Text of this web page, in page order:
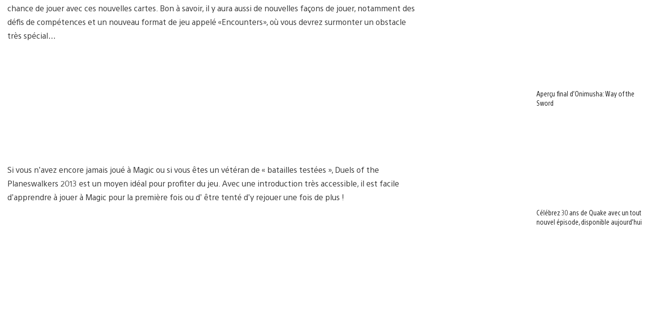
chance de jouer avec ces nouvelles cartes. Bon à savoir, il y aura aussi de nouvelles façons de jouer, notamment des
défis de compétences et un nouveau format de jeu appelé «Encounters», où vous devrez surmonter un obstacle
très spécial…
Si vous n’avez encore jamais joué à Magic ou si vous êtes un vétéran de « batailles testées », Duels of the
Planeswalkers 2013 est un moyen idéal pour profiter du jeu. Avec une introduction très accessible, il est facile
d’apprendre à jouer à Magic pour la première fois ou d’ être tenté d’y rejouer une fois de plus !
Aperçu final d’Onimusha: Way of the
Sword
Célébrez 30 ans de Quake avec un tout
nouvel épisode, disponible aujourd’hui